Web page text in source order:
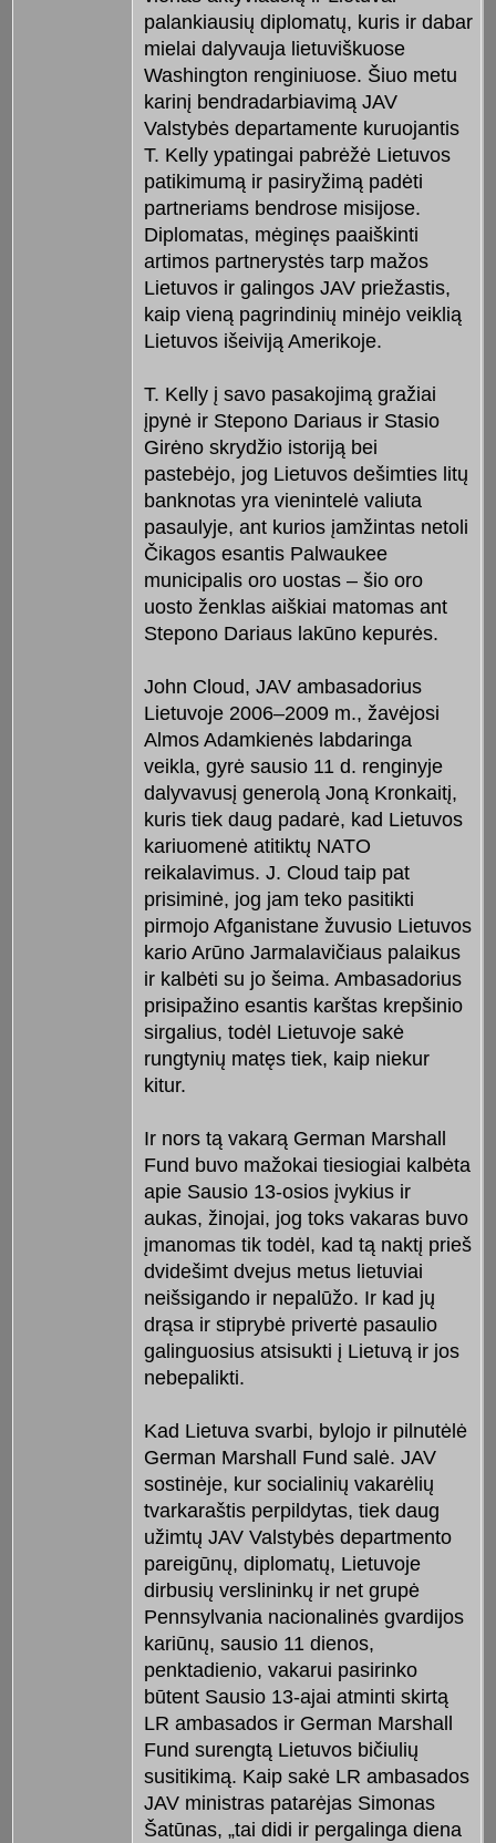
palankiausių diplomatų, kuris ir dabar
mielai dalyvauja lietuviškuose
Washington renginiuose. Šiuo metu
karinį bendradarbiavimą JAV
Valstybės departamente kuruojantis
T. Kelly ypatingai pabrėžė Lietuvos
patikimumą ir pasiryžimą padėti
partneriams bendrose misijose.
Diplomatas, mėginęs paaiškinti
artimos partnerystės tarp mažos
Lietuvos ir galingos JAV priežastis,
kaip vieną pagrindinių minėjo veiklią
Lietuvos išeiviją Amerikoje.
T. Kelly į savo pasakojimą gražiai
įpynė ir Stepono Dariaus ir Stasio
Girėno skrydžio istoriją bei
pastebėjo, jog Lietuvos dešimties litų
banknotas yra vienintelė valiuta
pasaulyje, ant kurios įamžintas netoli
Čikagos esantis Palwaukee
municipalis oro uostas – šio oro
uosto ženklas aiškiai matomas ant
Stepono Dariaus lakūno kepurės.
John Cloud, JAV ambasadorius
Lietuvoje 2006–2009 m., žavėjosi
Almos Adamkienės labdaringa
veikla, gyrė sausio 11 d. renginyje
dalyvavusį generolą Joną Kronkaitį,
kuris tiek daug padarė, kad Lietuvos
kariuomenė atitiktų NATO
reikalavimus. J. Cloud taip pat
prisiminė, jog jam teko pasitikti
pirmojo Afganistane žuvusio Lietuvos
kario Arūno Jarmalavičiaus palaikus
ir kalbėti su jo šeima. Ambasadorius
prisipažino esantis karštas krepšinio
sirgalius, todėl Lietuvoje sakė
rungtynių matęs tiek, kaip niekur
kitur.
Ir nors tą vakarą German Marshall
Fund buvo mažokai tiesiogiai kalbėta
apie Sausio 13-osios įvykius ir
aukas, žinojai, jog toks vakaras buvo
įmanomas tik todėl, kad tą naktį prieš
dvidešimt dvejus metus lietuviai
neišsigando ir nepalūžo. Ir kad jų
drąsa ir stiprybė privertė pasaulio
galinguosius atsisukti į Lietuvą ir jos
nebepalikti.
Kad Lietuva svarbi, bylojo ir pilnutėlė
German Marshall Fund salė. JAV
sostinėje, kur socialinių vakarėlių
tvarkaraštis perpildytas, tiek daug
užimtų JAV Valstybės departmento
pareigūnų, diplomatų, Lietuvoje
dirbusių verslininkų ir net grupė
Pennsylvania nacionalinės gvardijos
kariūnų, sausio 11 dienos,
penktadienio, vakarui pasirinko
būtent Sausio 13-ajai atminti skirtą
LR ambasados ir German Marshall
Fund surengtą Lietuvos bičiulių
susitikimą. Kaip sakė LR ambasados
JAV ministras patarėjas Simonas
Šatūnas, „tai didi ir pergalinga diena